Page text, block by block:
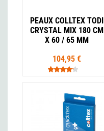
PEAUX COLLTEX TODI
CRYSTAL MIX 180 CM
X 60 / 65 MM
104,95 €